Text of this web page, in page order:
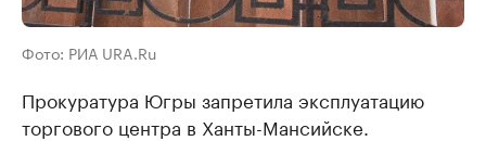
Фото: РИА URA.Ru
Прокуратура Югры запретила эксплуатацию
торгового центра в Ханты-Мансийске.